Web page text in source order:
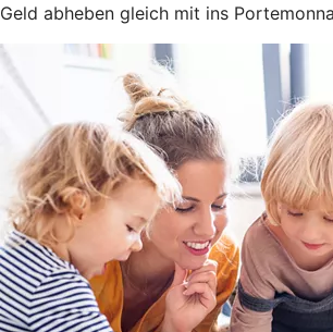
Geld abheben gleich mit ins